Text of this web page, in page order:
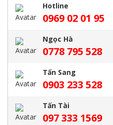
Hotline
0969 02 01 95
Ngọc Hà
0778 795 528
Tấn Sang
0903 233 528
Tấn Tài
097 333 1569